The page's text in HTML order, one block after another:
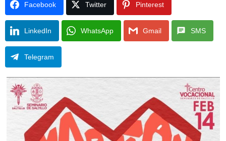
Facebook Twitter Pinterest
LinkedIn WhatsApp Gmail SMS
Telegram